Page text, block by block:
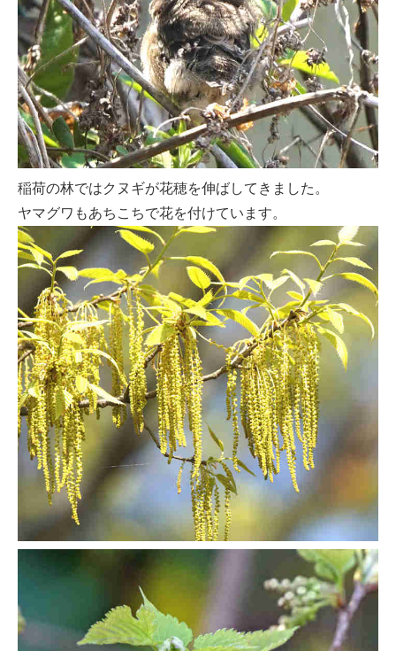
稲荷の林ではクヌギが花穂を伸ばしてきました。
ヤマグワもあちこちで花を付けています。